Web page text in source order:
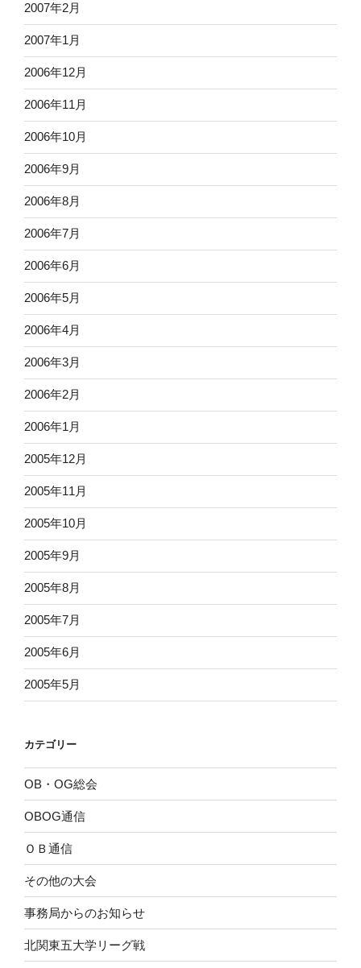
2007年2月
2007年1月
2006年12月
2006年11月
2006年10月
2006年9月
2006年8月
2006年7月
2006年6月
2006年5月
2006年4月
2006年3月
2006年2月
2006年1月
2005年12月
2005年11月
2005年10月
2005年9月
2005年8月
2005年7月
2005年6月
2005年5月
カテゴリー
OB・OG総会
OBOG通信
ＯＢ通信
その他の大会
事務局からのお知らせ
北関東五大学リーグ戦